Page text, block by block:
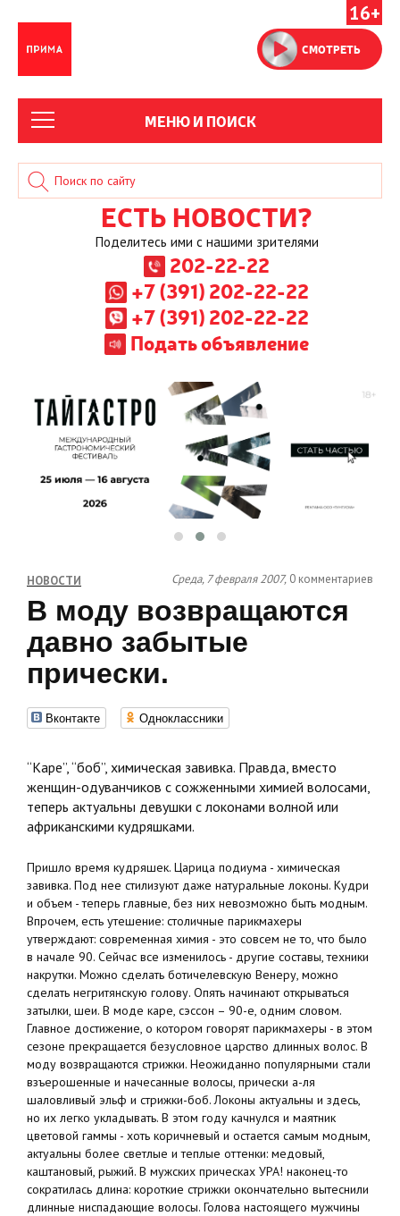
16+
СМОТРЕТЬ
МЕНЮ И ПОИСК
ЕСТЬ НОВОСТИ?
Поделитесь ими с нашими зрителями
202-22-22
+7 (391) 202-22-22
+7 (391) 202-22-22
Подать объявление
НОВОСТИ Среда, 7 февраля 2007, 0 комментариев
В моду возвращаются
давно забытые
прически.
Вконтакте Одноклассники
“Каре”, “боб”, химическая завивка. Правда, вместо
женщин-одуванчиков с сожженными химией волосами,
теперь актуальны девушки с локонами волной или
африканскими кудряшками.
Пришло время кудряшек. Царица подиума - химическая
завивка. Под нее стилизуют даже натуральные локоны. Кудри
и объем - теперь главные, без них невозможно быть модным.
Впрочем, есть утешение: столичные парикмахеры
утверждают: современная химия - это совсем не то, что было
в начале 90. Сейчас все изменилось - другие составы, техники
накрутки. Можно сделать ботичелевскую Венеру, можно
сделать негритянскую голову. Опять начинают открываться
затылки, шеи. В моде каре, сэссон – 90-е, одним словом.
Главное достижение, о котором говорят парикмахеры - в этом
сезоне прекращается безусловное царство длинных волос. В
моду возвращаются стрижки. Неожиданно популярными стали
взъерошенные и начесанные волосы, прически а-ля
шаловливый эльф и стрижки-боб. Локоны актуальны и здесь,
но их легко укладывать. В этом году качнулся и маятник
цветовой гаммы - хоть коричневый и остается самым модным,
актуальны более светлые и теплые оттенки: медовый,
каштановый, рыжий. В мужских прическах УРА! наконец-то
сократилась длина: короткие стрижки окончательно вытеснили
длинные ниспадающие волосы. Голова настоящего мужчины